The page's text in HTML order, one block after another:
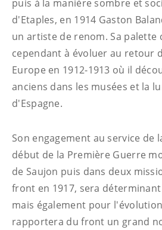
puis à la manière sombre et
d'Etaples, en 1914 Gaston
un artiste de renom. Sa palette
cependant à évoluer au retour
Europe en 1912-1913 où il
anciens dans les musées et la
d'Espagne.
Son engagement au service de
début de la Première Guerre
de Saujon puis dans deux
front en 1917, sera
mais également pour
rapportera du front un grand